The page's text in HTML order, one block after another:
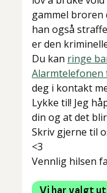
gammel broren
han også
er den
Du kan ringe
deg i kontakt
Lykke til! Jeg
din og at det
Skriv gjerne til
<3
Vennlig hilsen
Vi har valgt